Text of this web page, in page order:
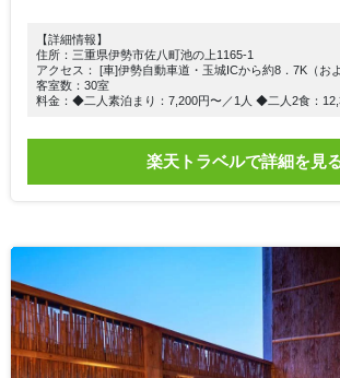
【詳細情報】
住所：三重県伊勢市佐八町池の上1165-1
アクセス： [車]伊勢自動車道・玉城ICから約8．7K（お
客室数：30室
料金：◆二人素泊まり：7,200円〜／1人 ◆二人2食：
楽天トラベルで詳細を見